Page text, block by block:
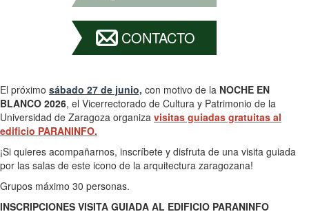
CONTACTO
El próximo sábado 27 de junio, con motivo de la NOCHE EN
BLANCO 2026, el Vicerrectorado de Cultura y Patrimonio de la
Universidad de Zaragoza organiza visitas guiadas gratuitas al
edificio PARANINFO.
¡Si quieres acompañarnos, inscríbete y disfruta de una visita guiada
por las salas de este icono de la arquitectura zaragozana!
Grupos máximo 30 personas.
INSCRIPCIONES VISITA GUIADA AL EDIFICIO PARANINFO